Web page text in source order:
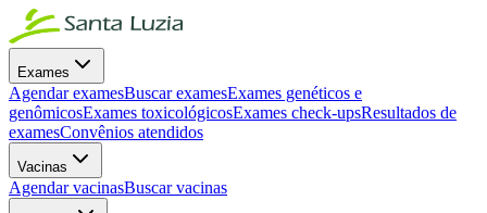
Exames
Agendar examesBuscar examesExames genéticos e
genômicosExames toxicológicosExames check-upsResultados de
examesConvênios atendidos
Vacinas
Agendar vacinasBuscar vacinas